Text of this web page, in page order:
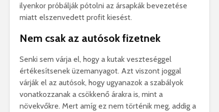
ilyenkor próbálják pótolni az ársapkák bevezetése
miatt elszenvedett profit kiesést.
Nem csak az autósok fizetnek
Senki sem várja el, hogy a kutak veszteséggel
értékesítsenek üzemanyagot. Azt viszont joggal
várják el az autósok, hogy ugyanazok a szabályok
vonatkozzanak a csökkenő árakra is, mint a
növekvőkre. Mert amíg ez nem történik meg, addig a